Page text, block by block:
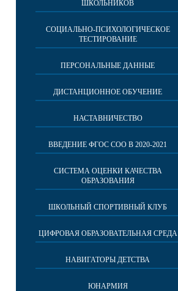
ШКОЛЬНИКОВ
СОЦИАЛЬНО-ПСИХОЛОГИЧЕСКОЕ
ТЕСТИРОВАНИЕ
ПЕРСОНАЛЬНЫЕ ДАННЫЕ
ДИСТАНЦИОННОЕ ОБУЧЕНИЕ
НАСТАВНИЧЕСТВО
ВВЕДЕНИЕ ФГОС СОО В 2020-2021
СИСТЕМА ОЦЕНКИ КАЧЕСТВА
ОБРАЗОВАНИЯ
ШКОЛЬНЫЙ СПОРТИВНЫЙ КЛУБ
ЦИФРОВАЯ ОБРАЗОВАТЕЛЬНАЯ СРЕДА
НАВИГАТОРЫ ДЕТСТВА
ЮНАРМИЯ